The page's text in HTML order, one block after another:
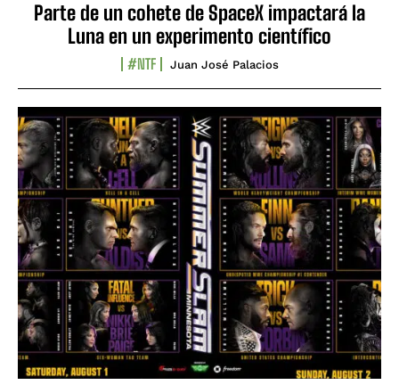
Parte de un cohete de SpaceX impactará la
Luna en un experimento científico
#NTF Juan José Palacios